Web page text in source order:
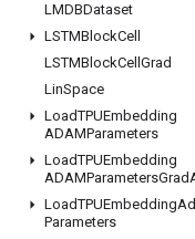
LMDBDataset
LSTMBlockCell
LSTMBlockCell Grad
LinSpace
LoadTPUEmbedding
ADAMParameters
LoadTPUEmbedding
ADAMParametersGrad
LoadTPUEmbedding
Parameters